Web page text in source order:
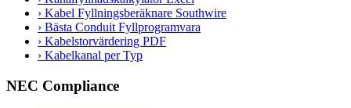
› Kabel Fyllningsberäknare Southwire
› Bästa Conduit Fyllprogramvara
› Kabelstorvärdering PDF
› Kabelkanal per Typ
NEC Compliance